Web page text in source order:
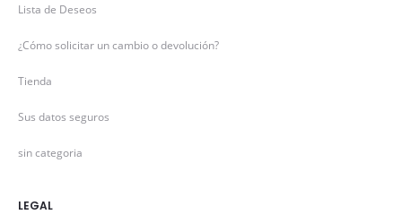
Lista de Deseos
¿Cómo solicitar un cambio o devolución?
Tienda
Sus datos seguros
sin categoria
LEGAL